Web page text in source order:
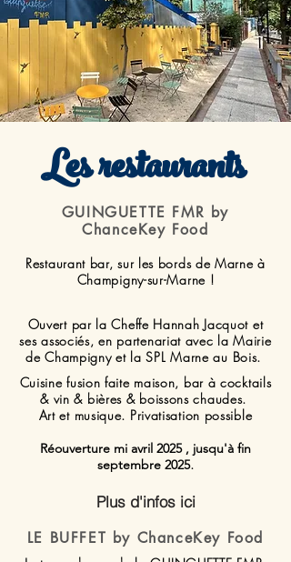
Les restaurants
GUINGUETTE FMR by
ChanceKey Food
Restaurant bar, sur les bords de Marne à
Champigny-sur-Marne !
Ouvert par la Cheffe Hannah Jacquot et
ses associés, en partenariat avec la Mairie
de Champigny et la SPL Marne au Bois.
Cuisine fusion faite maison, bar àcocktails
& vin & bières & boissons chaudes.
Art et musique. Privatisation possible
Réouverture mi avril 2025 , jusqu'à fin
septembre 2025.
Plus d'infos ici
LE BUFFET by ChanceKey Food